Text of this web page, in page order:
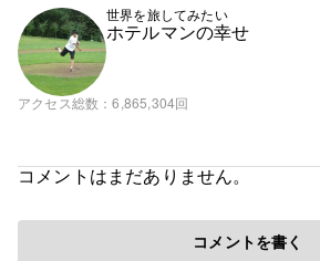
世界を旅してみたい
ホテルマンの幸せ
アクセス総数 6,865,304回
コメントはまだありません。
コメントを書く